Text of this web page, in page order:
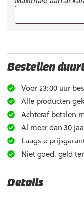
Bestellen
Voor 23:00 uur
Alle producten
Achteraf betalen
Al meer dan 30
Laagste
Niet goed, geld
Details